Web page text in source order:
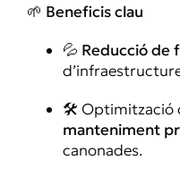
🌱 Beneficis clau
💦 Reducció de
🛠️ Optimització
manteniment
canonades.